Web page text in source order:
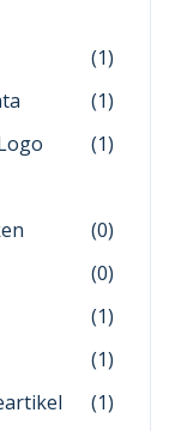
(1)
(1)
(1)
(0)
(0)
(1)
(1)
(1)